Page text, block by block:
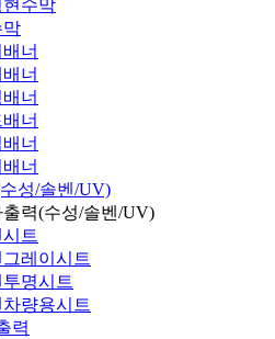
수막
막
너
너
너
너
너
너
성/솔벤/UV)
출력(수성/솔벤/UV)
트
레이시트
명시트
량용시트
력